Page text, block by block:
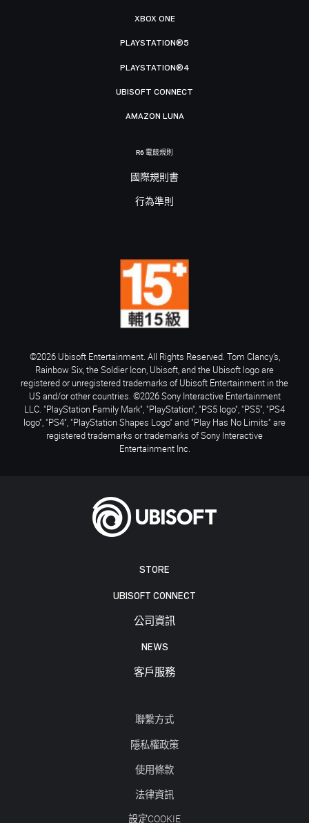
STORE
UBISOFT CONNECT
公司資訊
NEWS
客戶服務
聯繫方式
隱私權政策
使用條款
法律資訊
設定COOKIE
XBOX ONE
PLAYSTATION®5
PLAYSTATION®4
UBISOFT CONNECT
AMAZON LUNA
R6 電競規則
國際規則書
行為準則
©2026 Ubisoft Entertainment. All Rights Reserved. Tom Clancy’s,
Rainbow Six, the Soldier Icon, Ubisoft, and the Ubisoft logo are
registered or unregistered trademarks of Ubisoft Entertainment in the
US and/or other countries. ©2026 Sony Interactive Entertainment
LLC. "PlayStation Family Mark", "PlayStation", "PS5 logo", "PS5", "PS4
logo", "PS4", "PlayStation Shapes Logo" and "Play Has No Limits" are
registered trademarks or trademarks of Sony Interactive
Entertainment Inc.